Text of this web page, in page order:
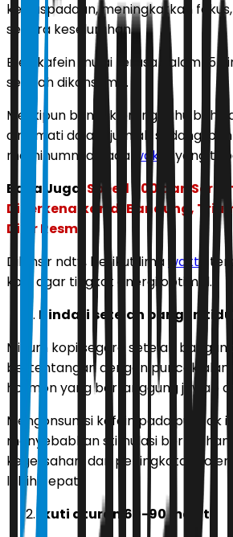
kewaspadaan, meningkatkan
secara keseluruhan.
Efek kafein mulai terasa dalam 15
setelah dikonsumsi.
Meskipun banyak orang tahu
dinikmati dalam jumlah sedang,
meminumnya pada waktu
yang
Baca Juga: Speed 400 dan
Diperkenalkan di Bandung,
Diler Resmi
Dilansir ndtv, berikut limawaktu
kopi agar tingkat energi optimal.
Hindari setelah bangun
Minum kopi segera setelah bangun
bertentangan dengan puncak
hormon yang bertanggung jawab
Mengonsumsi kafein pada puncak
menyebabkan stimulasi
kegelisahan, dan peningkatan
lebih cepat.
Ikuti aturan 60-90 menit